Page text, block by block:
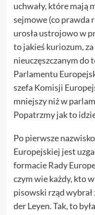
uchwały, które mają
sejmowe (co prawda
urosła ustrojowo w
to jakieś kuriozum,
nieuczęszczanym do
Parlamentu
szefa Komisji
mniejszy niż w
Popatrzmy jak to
Po pierwsze
Europejskiej jest
formacie Rady
czym wie każdy, kto
pisowski rząd
der Leyen. Tak, to